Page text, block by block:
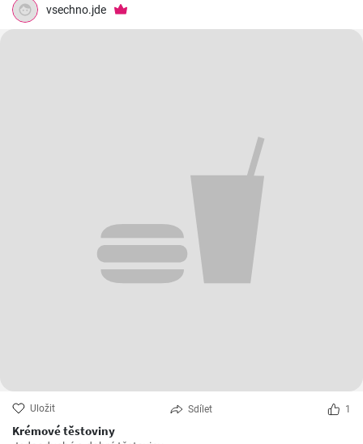
vsechno.jde
Uložit Sdílet 1
Krémové těstoviny